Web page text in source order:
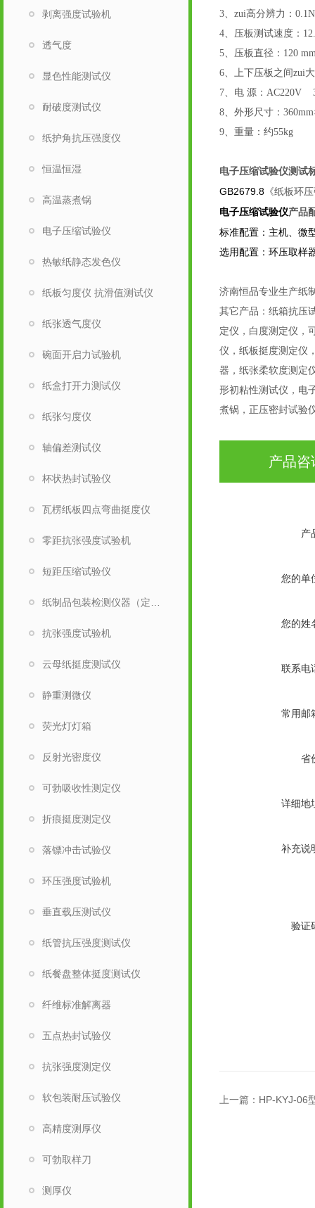
3、zui高分辨力：0.1N
4、压板测试速度：
5、压板直径：120
6、上下压板之间zui
7、电 源：AC220V
8、外形尺寸：
9、重量：约55kg
电子压缩试验仪测试
GB2679.8 《纸板环
电子压缩试验仪产品
标准配置：主机、微
选用配置：环压取样
济南恒品专业生产纸
其它产品：纸箱抗压
定仪，白度测定仪，
仪，纸板挺度测定仪
器，纸张柔软度测定
形初粘性测试仪，电
煮锅，正压密封试验
产品咨
产
您的单
您的姓
联系电
常用邮
省
详细地
补充说
验证
上一篇： HP-KYJ-06
剥离强度试验机
透气度
显色性能测试仪
耐破度测试仪
纸护角抗压强度仪
恒温恒湿
高温蒸煮锅
电子压缩试验仪
热敏纸静态发色仪
纸板匀度仪 抗滑值测试仪
纸张透气度仪
碗面开启力试验机
纸盒打开力测试仪
纸张匀度仪
轴偏差测试仪
杯状热封试验仪
瓦楞纸板四点弯曲挺度仪
零距抗张强度试验机
短距压缩试验仪
抗张强度试验机
云母纸挺度测试仪
静重测微仪
荧光灯灯箱
反射光密度仪
可勃吸收性测定仪
折痕挺度测定仪
落镖冲击试验仪
环压强度试验机
垂直载压测试仪
纸管抗压强度测试仪
纸餐盘整体挺度测试仪
纤维标准解离器
五点热封试验仪
抗张强度测定仪
软包装耐压试验仪
高精度测厚仪
可勃取样刀
测厚仪